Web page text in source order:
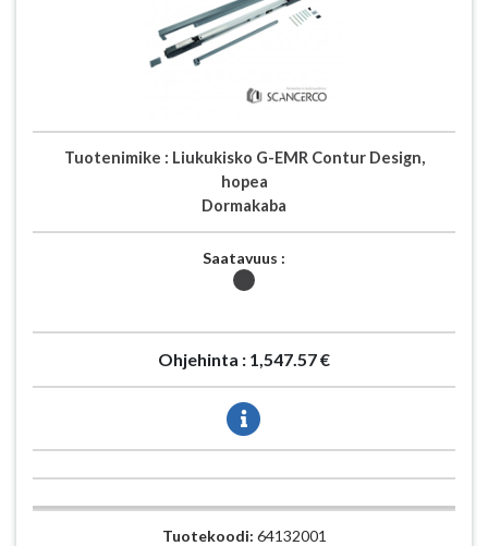
Tuotenimike : Liukukisko G-EMR Contur Design,
hopea
Dormakaba
Saatavuus :
Ohjehinta : 1,547.57 €
Tuotekoodi: 64132001